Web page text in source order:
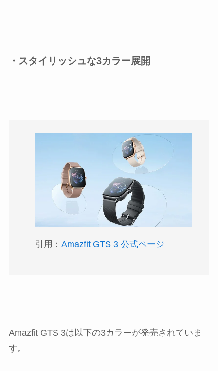
・スタイリッシュな3カラー展開
引用： Amazfit GTS 3 公式ページ
Amazfit GTS 3は以下の3カラーが発売されていま
す。